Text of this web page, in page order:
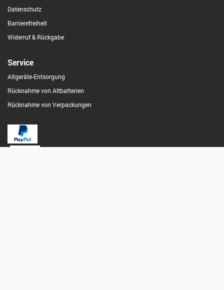
Datenschutz
Barrierefreiheit
Widerruf & Rückgabe
Service
Altgeräte-Entsorgung
Rücknahme von Altbatterien
Rücknahme von Verpackungen